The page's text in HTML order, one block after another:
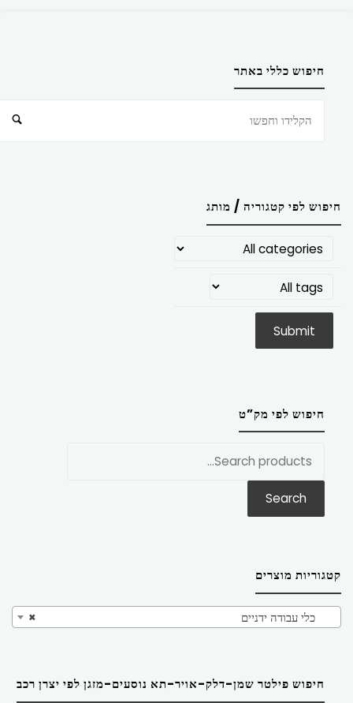
חיפוש כללי באתר
חיפוש לפי קטגוריה / מותג
חיפוש לפי מק”ט
Search
קטגוריות מוצרים
× כלי עבודה ידניים
חיפוש פילטר שמן-דלק-אויר-תא נוסעים-מזגן לפי יצרן רכב